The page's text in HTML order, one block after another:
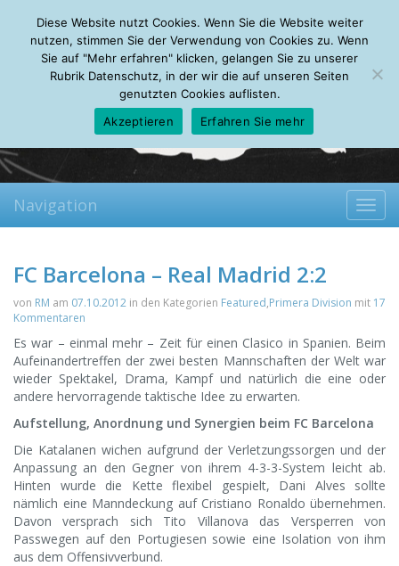
Thursday, 06.08.2026
Mein Account
About Autoren Leseempfehlungen FAQ
Navigation
FC Barcelona – Real Madrid 2:2
von RM am 07.10.2012 in den Kategorien Featured,Primera Division mit 17
Kommentaren
Es war – einmal mehr – Zeit für einen Clasico in Spanien. Beim
Aufeinandertreffen der zwei besten Mannschaften der Welt war
wieder Spektakel, Drama, Kampf und natürlich die eine oder
andere hervorragende taktische Idee zu erwarten.
Aufstellung, Anordnung und Synergien beim FC Barcelona
Die Katalanen wichen aufgrund der Verletzungssorgen und der
Anpassung an den Gegner von ihrem 4-3-3-System leicht ab.
Hinten wurde die Kette flexibel gespielt, Dani Alves sollte
nämlich eine Manndeckung auf Cristiano Ronaldo übernehmen.
Davon versprach sich Tito Villanova das Versperren von
Passwegen auf den Portugiesen sowie eine Isolation von ihm
aus dem Offensivverbund.
Diese Website nutzt Cookies. Wenn Sie die Website weiter
nutzen, stimmen Sie der Verwendung von Cookies zu. Wenn
Sie auf "Mehr erfahren" klicken, gelangen Sie zu unserer
Rubrik Datenschutz, in der wir die auf unseren Seiten
genutzten Cookies auflisten.
Akzeptieren
Erfahren Sie mehr